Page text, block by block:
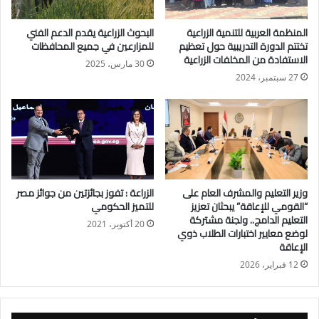
دور الهيئة العامة للرقابة المالية واختصاصاتها في الإشراف والرقابة
على سوق رأس المال وقطاع التأمين والأنشطة المالية غير
المصرفية، بما يشمل التمويل الاستهلاكي والعقاري، والتأجير
التمويلي، والتخصيم، والتمويل متناهي الصغر، وتمويل المشروعات
كما تناول الدكتور إسلام عزام أحدث التطورات التي يشهدها القطاع
المالي غير المصرفي، موضحًا أهمية إدخال أدوات مالية جديدة مثل
المشتقات المالية، وإطلاق سوق عقود المستقبليات على المؤشر،
إلى جانب قرب تفعيل آلية بيع الأوراق المالية المقترضة وآلية صانع
السوق، متوقعًا أن تسهم هذه الخطوات في جذب مزيد من الشباب
للاستثمار في البورصة.
وأشار إلى تزايد اهتمام الشباب بالاستثمار في صناديق المعادن
للهيئة على تلك الصناديق وكافة الأنشطة المالية غير المصرفية.
المنظمة العربية للتنمية الزراعية
تختتم الدورة التدريبية حول تعظيم
الاستفادة من المخلفات الزراعية
27 سبتمبر، 2024
البحوث الزراعية يقدم الدعم الفني
للمزارعين في جميع المحافظات
30 مارس، 2025
وزير التعليم والمشرف العام على
“القومي للإعاقة” يبحثان تعزيز
التعليم الدامج.. ولجنة مشتركة
لوضع معايير اختبارات الطلاب ذوي
الإعاقة
12 فبراير، 2026
الزراعة : تفوز بجائزتين من جوائز مصر
للتميز الحكومي
20 أكتوبر، 2021